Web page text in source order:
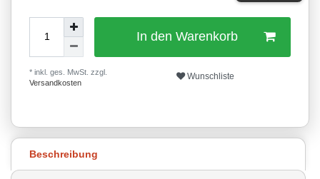
In den Warenkorb
* inkl. ges. MwSt. zzgl.
Versandkosten
Wunschliste
Beschreibung